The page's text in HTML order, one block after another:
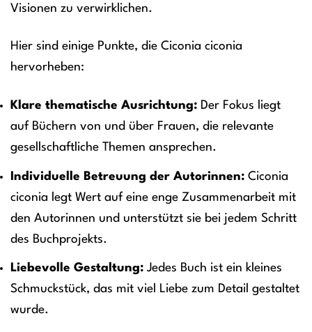
Visionen zu verwirklichen.
Hier sind einige Punkte, die Ciconia ciconia
hervorheben:
Klare thematische Ausrichtung: Der Fokus liegt
auf Büchern von und über Frauen, die relevante
gesellschaftliche Themen ansprechen.
Individuelle Betreuung der Autorinnen: Ciconia
ciconia legt Wert auf eine enge Zusammenarbeit mit
den Autorinnen und unterstützt sie bei jedem Schritt
des Buchprojekts.
Liebevolle Gestaltung: Jedes Buch ist ein kleines
Schmuckstück, das mit viel Liebe zum Detail gestaltet
wurde.